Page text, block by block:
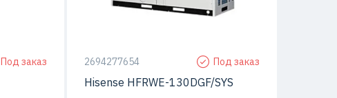
Под заказ
модульный
2694277654 Под заказ
Hisense HFRWE-130DGF/SYS